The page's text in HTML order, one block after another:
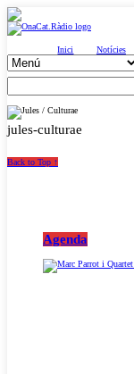
Inici Notícies
jules-culturae
Back to Top ↑
Agenda